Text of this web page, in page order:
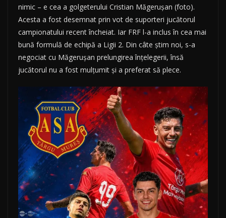
nimic – e cea a golgeterului Cristian Măgerușan (foto).
Acesta a fost desemnat prin vot de suporteri jucătorul
campionatului recent încheiat. Iar FRF l-a inclus în cea mai
bună formulă de echipă a Ligii 2. Din câte știm noi, s-a
negociat cu Măgerușan prelungirea înțelegerii, însă
jucătorul nu a fost mulțumit și a preferat să plece.